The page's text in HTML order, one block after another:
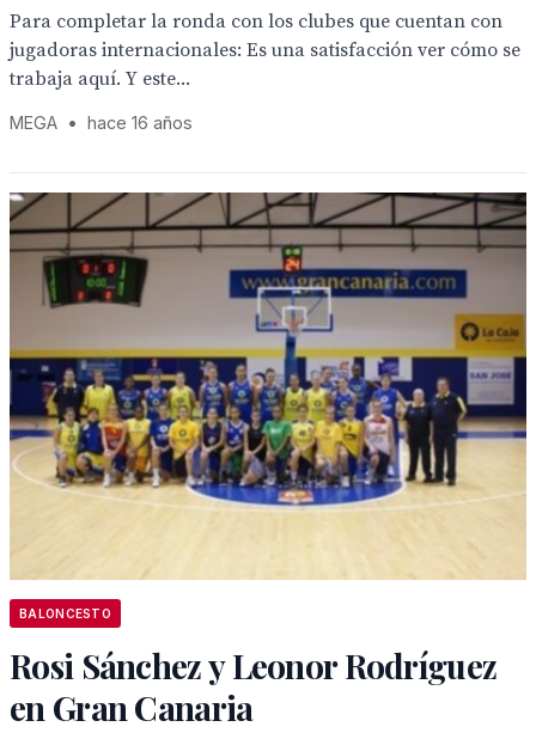
Para completar la ronda con los clubes que cuentan con
jugadoras internacionales: Es una satisfacción ver cómo se
trabaja aquí. Y este...
MEGA • hace 16 años
BALONCESTO
Rosi Sánchez y Leonor Rodríguez
en Gran Canaria